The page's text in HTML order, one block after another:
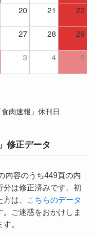
20 21
22
27 28
29
3 4 5
肉速報」休刊日
修正データ
内容のうち449頁の内
は修正済みです。初
は、
こちらのデータ
ご迷惑をおかけしま
。